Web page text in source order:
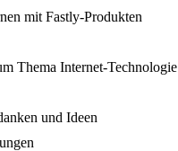
mit Fastly-Produkten
Thema Internet-Technologie
und Ideen